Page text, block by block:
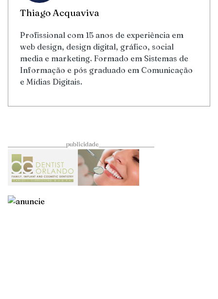
Thiago Acquaviva
Profissional com 15 anos de experiência em
web design, design digital, gráfico, social
media e marketing. Formado em Sistemas de
Informação e pós graduado em Comunicação
e Mídias Digitais.
____________________publicidade___________________